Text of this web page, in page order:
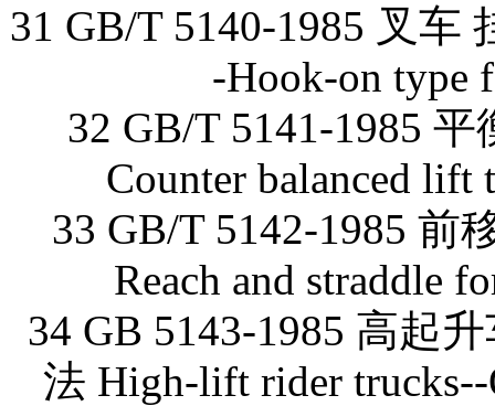
31 GB/T 5140-1985 叉车
-Hook-on type
32 GB/T 5141-1985
Counter balanced lift
33 GB/T 5142-1985 前
Reach and straddle
34 GB 5143-1985 高起
法 High-lift rider trucks--